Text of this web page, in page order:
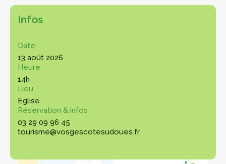
Infos
Date
13 août 2026
Heure
14h
Lieu
Eglise
Réservation & infos
03 29 09 96 45
tourisme@vosgescotesudoues.fr